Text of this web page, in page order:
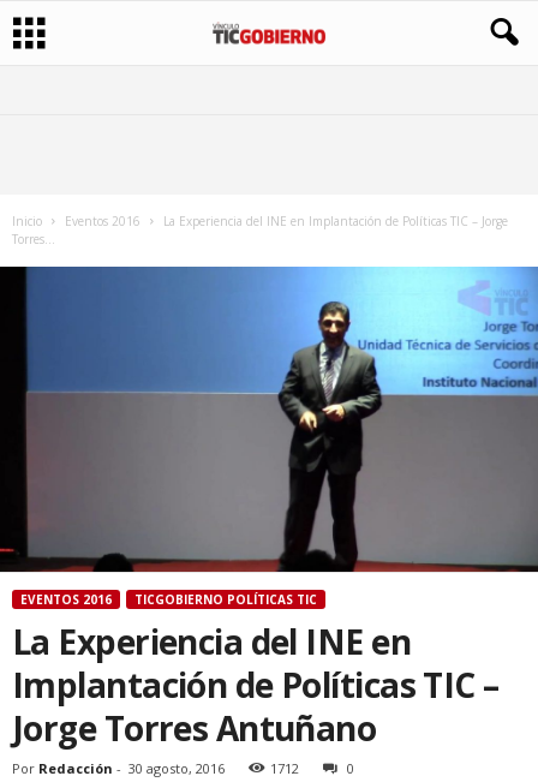
Inicio Eventos 2016
La Experiencia del INE en Implantación de Políticas TIC – Jorge
Torres...
EVENTOS 2016 TICGOBIERNO POLÍTICAS TIC
La Experiencia del INE en
Implantación de Políticas TIC –
Jorge Torres Antuñano
Por Redacción - 30 agosto, 2016 1712 0